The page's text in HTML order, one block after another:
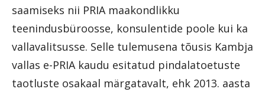
saamiseks nii PRIA maakondlikku
teenindusbüroosse, konsulentide poole kui ka
vallavalitsusse. Selle tulemusena tõusis Kambja
vallas e-PRIA kaudu esitatud pindalatoetuste
taotluste osakaal märgatavalt, ehk 2013. aasta